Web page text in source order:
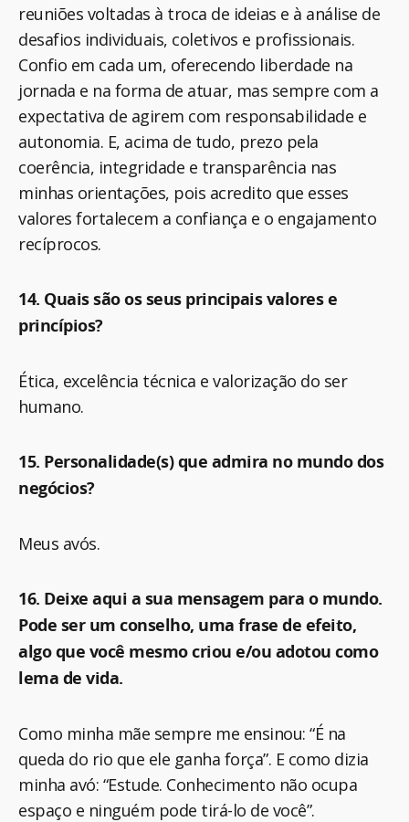
reuniões voltadas à troca de ideias e à análise de
desafios individuais, coletivos e profissionais.
Confio em cada um, oferecendo liberdade na
jornada e na forma de atuar, mas sempre com a
expectativa de agirem com responsabilidade e
autonomia. E, acima de tudo, prezo pela
coerência, integridade e transparência nas
minhas orientações, pois acredito que esses
valores fortalecem a confiança e o engajamento
recíprocos.
14. Quais são os seus principais valores e
princípios?
Ética, excelência técnica e valorização do ser
humano.
15. Personalidade(s) que admira no mundo dos
negócios?
Meus avós.
16. Deixe aqui a sua mensagem para o mundo.
Pode ser um conselho, uma frase de efeito,
algo que você mesmo criou e/ou adotou como
lema de vida.
Como minha mãe sempre me ensinou: “É na
queda do rio que ele ganha força”. E como dizia
minha avó: “Estude. Conhecimento não ocupa
espaço e ninguém pode tirá-lo de você”.